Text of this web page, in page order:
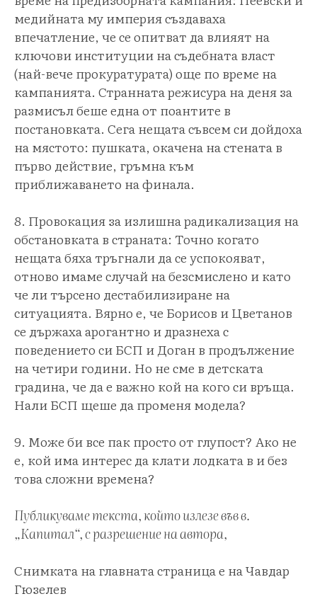
медийната му империя създаваха
впечатление, че се опитват да влияят на
ключови институции на съдебната власт
(най-вече прокуратурата) още по време на
кампанията. Странната режисура на деня за
размисъл беше една от поантите в
постановката. Сега нещата съвсем си дойдоха
на мястото: пушката, окачена на стената в
първо действие, гръмна към
приближаването на финала.
8. Провокация за излишна радикализация на
обстановката в страната: Точно когато
нещата бяха тръгнали да се успокояват,
отново имаме случай на безсмислено и като
че ли търсено дестабилизиране на
ситуацията. Вярно е, че Борисов и Цветанов
се държаха арогантно и дразнеха с
поведението си БСП и Доган в продължение
на четири години. Но не сме в детската
градина, че да е важно кой на кого си връща.
Нали БСП щеше да променя модела?
9. Може би все пак просто от глупост? Ако не
е, кой има интерес да клати лодката в и без
това сложни времена?
Публикуваме текста, който излезе във в.
„Капитал“, с разрешение на автора,
Снимката на главната страница е на Чавдар
Гюзелев